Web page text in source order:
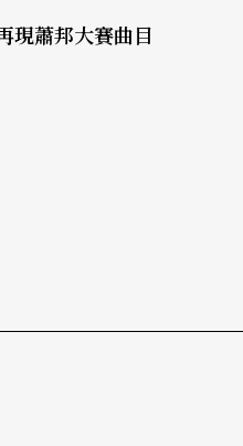
了這次巡迴新創的樂
喧賓奪主，「演出前
訪台再現蕭邦大賽曲目